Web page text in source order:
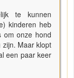
te kunnen
kinderen heb
om onze hond
Maar klopt
een paar keer